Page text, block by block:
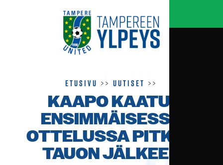
Etusivu >>Uutiset >>
KAAPO KAATUI
ENSIMMÄISESSÄ
OTTELUSSA PITKÄN
TAUON JÄLKEEN